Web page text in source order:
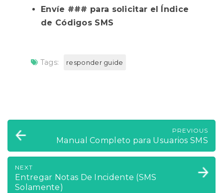
Envíe ### para solicitar el Índice
de Códigos SMS
Tags: responder guide
PREVIOUS
Manual Completo para Usuarios SMS
NEXT
Entregar Notas De Incidente (SMS
Solamente)